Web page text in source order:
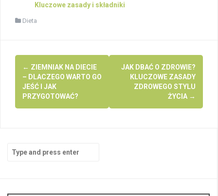
Kluczowe zasady i składniki
Dieta
Post
navigation
← ZIEMNIAK NA DIECIE
– DLACZEGO WARTO GO
JEŚĆ I JAK
PRZYGOTOWAĆ?
JAK DBAĆ O ZDROWIE?
KLUCZOWE ZASADY
ZDROWEGO STYLU
ŻYCIA →
for: